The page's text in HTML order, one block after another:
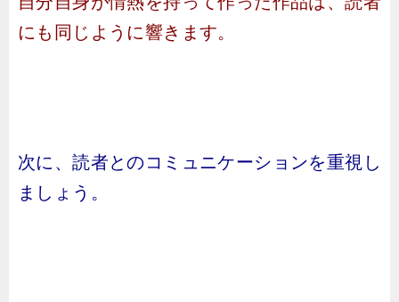
にも同じように響きます。
次に、読者とのコミュニケーションを重視し
ましょう。